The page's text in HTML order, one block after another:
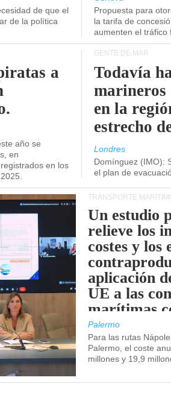
de que el
de la política
Propuesta para
la tarifa de
aumenten el tráfico
a
año se
en
en los
GENTE DE MAR
Todavía
marineros
en la
estrecho
Londres
Domínguez (IMO):
el plan de
TRANSPORTE
Un estudio
relieve los
costes y los
aplicación
UE a las
marítimas
de Sicilia.
Palermo
Para las rutas
Palermo, el coste
millones y 19,9